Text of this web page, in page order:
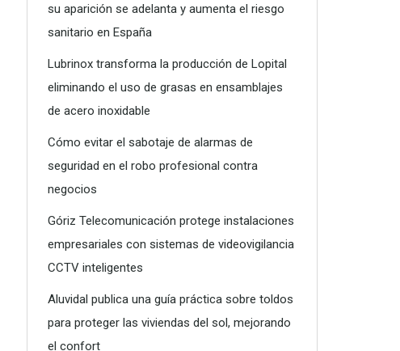
su aparición se adelanta y aumenta el riesgo
sanitario en España
Lubrinox transforma la producción de Lopital
eliminando el uso de grasas en ensamblajes
de acero inoxidable
Cómo evitar el sabotaje de alarmas de
seguridad en el robo profesional contra
negocios
Góriz Telecomunicación protege instalaciones
empresariales con sistemas de videovigilancia
CCTV inteligentes
Aluvidal publica una guía práctica sobre toldos
para proteger las viviendas del sol, mejorando
el confort